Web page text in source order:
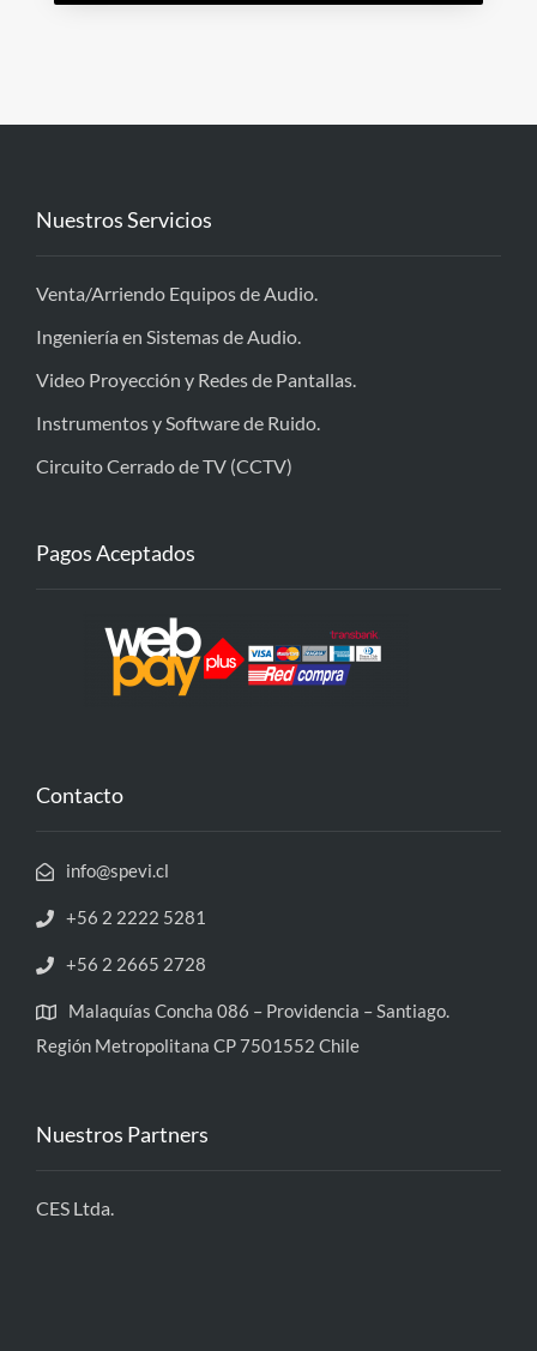
Nuestros Servicios
Venta/Arriendo Equipos de Audio.
Ingeniería en Sistemas de Audio.
Video Proyección y Redes de Pantallas.
Instrumentos y Software de Ruido.
Circuito Cerrado de TV (CCTV)
Pagos Aceptados
Contacto
info@spevi.cl
+56 2 2222 5281
+56 2 2665 2728
Malaquías Concha 086 – Providencia – Santiago.
Región Metropolitana CP 7501552 Chile
Nuestros Partners
CES Ltda.